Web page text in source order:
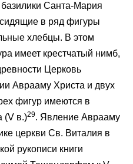
Санта-Мария
в ряд фигуры
хлебцы. В этом
имеет крестчатый нимб,
Церковь
Аврааму Христа и двух
фигур имеются в
(V в.)29. Явление Аврааму
церкви Св. Виталия в
рукописи книги